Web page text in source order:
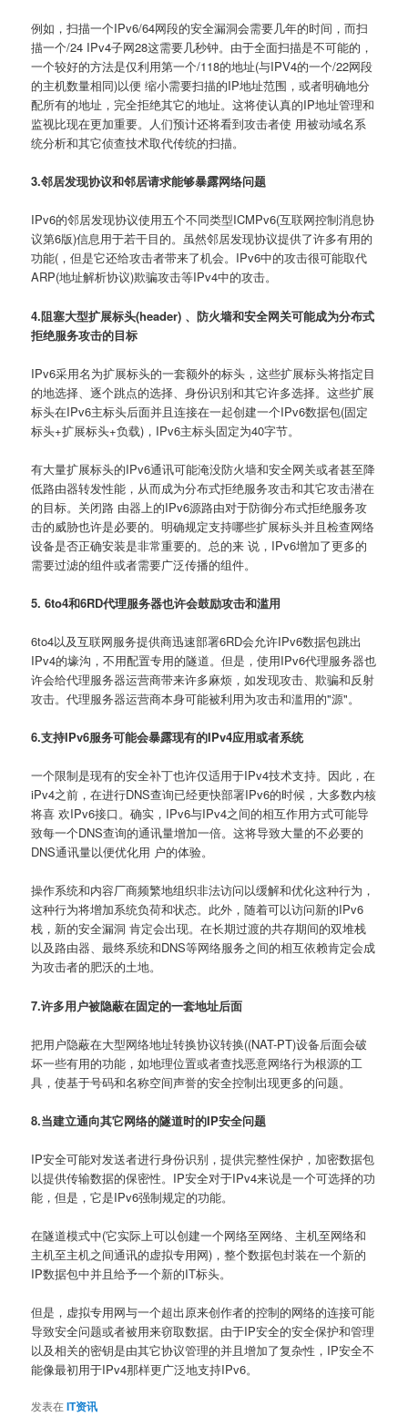
例如，扫描一个IPv6/64网段的安全漏洞会需要几年的时间，而扫
描一个/24 IPv4子网28这需要几秒钟。由于全面扫描是不可能的，
一个较好的方法是仅利用第一个/118的地址(与IPV4的一个/22网段
的主机数量相同)以便 缩小需要扫描的IP地址范围，或者明确地分
配所有的地址，完全拒绝其它的地址。这将使认真的IP地址管理和
监视比现在更加重要。人们预计还将看到攻击者使 用被动域名系
统分析和其它侦查技术取代传统的扫描。
3.邻居发现协议和邻居请求能够暴露网络问题
IPv6的邻居发现协议使用五个不同类型ICMPv6(互联网控制消息协
议第6版)信息用于若干目的。虽然邻居发现协议提供了许多有用的
功能(，但是它还给攻击者带来了机会。IPv6中的攻击很可能取代
ARP(地址解析协议)欺骗攻击等IPv4中的攻击。
4.阻塞大型扩展标头(header) 、防火墙和安全网关可能成为分布式
拒绝服务攻击的目标
IPv6采用名为扩展标头的一套额外的标头，这些扩展标头将指定目
的地选择、逐个跳点的选择、身份识别和其它许多选择。这些扩展
标头在IPv6主标头后面并且连接在一起创建一个IPv6数据包(固定
标头+扩展标头+负载)，IPv6主标头固定为40字节。
有大量扩展标头的IPv6通讯可能淹没防火墙和安全网关或者甚至降
低路由器转发性能，从而成为分布式拒绝服务攻击和其它攻击潜在
的目标。关闭路 由器上的IPv6源路由对于防御分布式拒绝服务攻
击的威胁也许是必要的。明确规定支持哪些扩展标头并且检查网络
设备是否正确安装是非常重要的。总的来 说，IPv6增加了更多的
需要过滤的组件或者需要广泛传播的组件。
5. 6to4和6RD代理服务器也许会鼓励攻击和滥用
6to4以及互联网服务提供商迅速部署6RD会允许IPv6数据包跳出
IPv4的壕沟，不用配置专用的隧道。但是，使用IPv6代理服务器也
许会给代理服务器运营商带来许多麻烦，如发现攻击、欺骗和反射
攻击。代理服务器运营商本身可能被利用为攻击和滥用的"源"。
6.支持IPv6服务可能会暴露现有的IPv4应用或者系统
一个限制是现有的安全补丁也许仅适用于IPv4技术支持。因此，在
iPv4之前，在进行DNS查询已经更快部署IPv6的时候，大多数内核
将喜 欢IPv6接口。确实，IPv6与IPv4之间的相互作用方式可能导
致每一个DNS查询的通讯量增加一倍。这将导致大量的不必要的
DNS通讯量以便优化用 户的体验。
操作系统和内容厂商频繁地组织非法访问以缓解和优化这种行为，
这种行为将增加系统负荷和状态。此外，随着可以访问新的IPv6
栈，新的安全漏洞 肯定会出现。在长期过渡的共存期间的双堆栈
以及路由器、最终系统和DNS等网络服务之间的相互依赖肯定会成
为攻击者的肥沃的土地。
7.许多用户被隐蔽在固定的一套地址后面
把用户隐蔽在大型网络地址转换协议转换((NAT-PT)设备后面会破
坏一些有用的功能，如地理位置或者查找恶意网络行为根源的工
具，使基于号码和名称空间声誉的安全控制出现更多的问题。
8.当建立通向其它网络的隧道时的IP安全问题
IP安全可能对发送者进行身份识别，提供完整性保护，加密数据包
以提供传输数据的保密性。IP安全对于IPv4来说是一个可选择的功
能，但是，它是IPv6强制规定的功能。
在隧道模式中(它实际上可以创建一个网络至网络、主机至网络和
主机至主机之间通讯的虚拟专用网)，整个数据包封装在一个新的
IP数据包中并且给予一个新的IT标头。
但是，虚拟专用网与一个超出原来创作者的控制的网络的连接可能
导致安全问题或者被用来窃取数据。由于IP安全的安全保护和管理
以及相关的密钥是由其它协议管理的并且增加了复杂性，IP安全不
能像最初用于IPv4那样更广泛地支持IPv6。
发表在IT资讯